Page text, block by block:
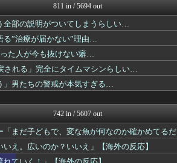
811 in / 5694 out
全部の説明がついてしまうらしい…
る”治療が届かない”理由…
た人が今も抜けない癖…
される」完全にタイムマシンらしい…
」男たちの警戒が本気すぎる…
742 in / 5607 out
まだ子どもで、変な魚が何なのか確かめてるだ
え。広いのか？いいえ」【海外の反応】